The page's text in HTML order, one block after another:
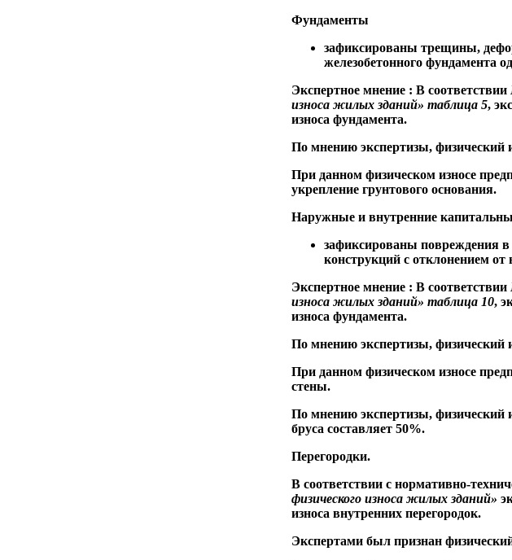
Фундаменты
зафиксированы трещины,
железобетонного фундамента
Экспертное мнение : В соответствии
износа жилых зданий» таблица 5,
износа фундамента.
По мнению экспертизы, физический
При данном физическом износе
укрепление грунтового основания.
Наружные и внутренние
зафиксированы повреждения
конструкций с отклонением от
Экспертное мнение : В соответствии
износа жилых зданий» таблица 10,
износа фундамента.
По мнению экспертизы, физический
При данном физическом износе
стены.
По мнению экспертизы, физический
бруса составляет 50%.
Перегородки.
В соответствии с нормативно-
физического износа жилых зданий»
износа внутренних перегородок.
Экспертами был признан